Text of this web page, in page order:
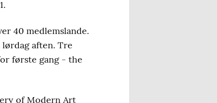
40 medlemslande.
aften. Tre
første gang - the
of Modern Art